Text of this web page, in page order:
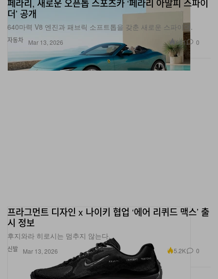
자동차
페라리, 새로운 오픈톱 스포츠카 ‘페라리 아말피 스파이
더’ 공개
640마력 V8 엔진과 패브릭 소프트톱을 갖춘 새로운 스파이더.
Mar 13, 2026 681 0
신발
프라그먼트 디자인 x 나이키 협업 ‘에어 리퀴드 맥스’ 출
시 정보
후지와라 히로시는 멈추지 않는다.
Mar 13, 2026 5.2K 0